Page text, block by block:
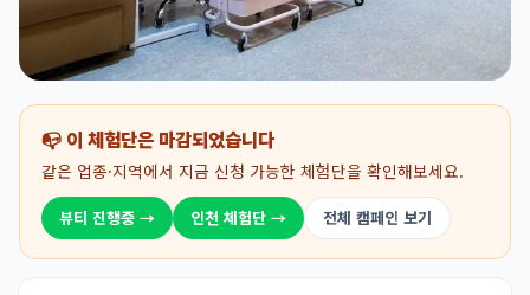
📭 이 체험단은 마감되었습니다
같은 업종·지역에서 지금 신청 가능한 체험단을 확인해보세요.
뷰티 진행중 → 인천 체험단 → 전체 캠페인 보기